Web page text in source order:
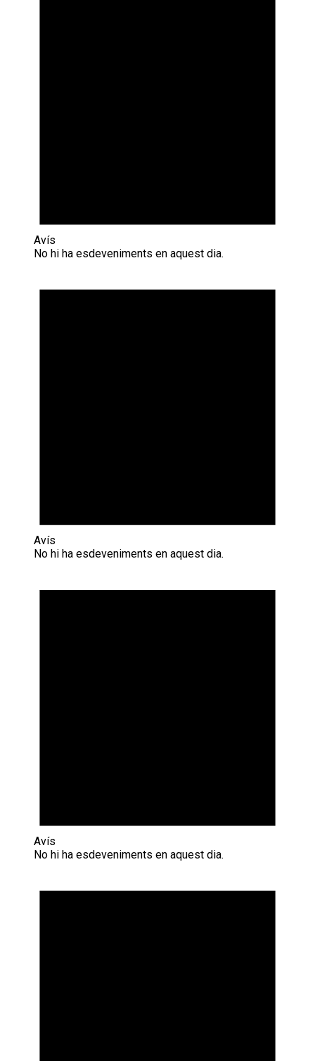
Avís
No hi ha esdeveniments en aquest dia.
Avís
No hi ha esdeveniments en aquest dia.
Avís
No hi ha esdeveniments en aquest dia.